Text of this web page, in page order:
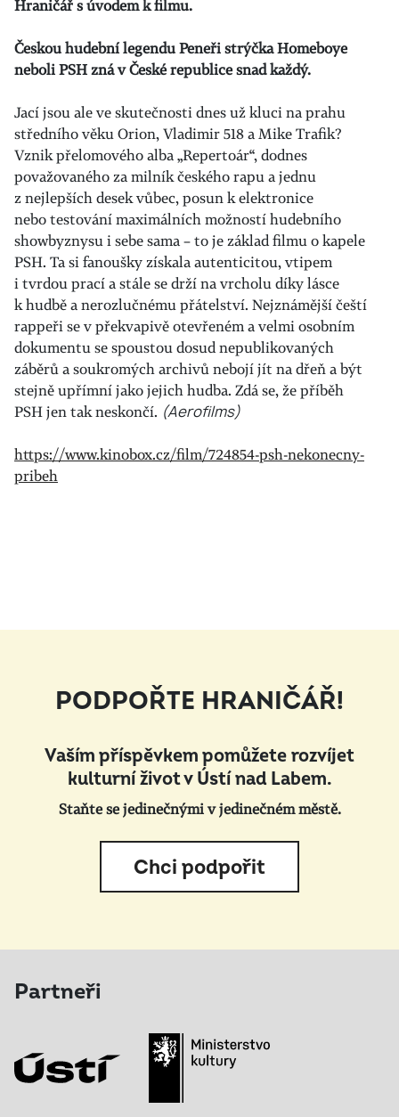
Hraničář s úvodem k filmu.
Českou hudební legendu Peneři strýčka Homeboye
neboli PSH zná v České republice snad každý.
Jací jsou ale ve skutečnosti dnes už kluci na prahu
středního věku Orion, Vladimir 518 a Mike Trafik?
Vznik přelomového alba „Repertoár“, dodnes
považovaného za milník českého rapu a jednu
z nejlepších desek vůbec, posun k elektronice
nebo testování maximálních možností hudebního
showbyznysu i sebe sama – to je základ filmu o kapele
PSH. Ta si fanoušky získala autenticitou, vtipem
i tvrdou prací a stále se drží na vrcholu díky lásce
k hudbě a nerozlučnému přátelství. Nejznámější čeští
rappeři se v překvapivě otevřeném a velmi osobním
dokumentu se spoustou dosud nepublikovaných
záběrů a soukromých archivů nebojí jít na dřeň a být
stejně upřímní jako jejich hudba. Zdá se, že příběh
PSH jen tak neskončí. (Aerofilms)
https://www.kinobox.cz/film/724854-psh-nekonecny-
pribeh
PODPOŘTE HRANIČÁŘ!
Vaším příspěvkem pomůžete rozvíjet
kulturní život v Ústí nad Labem.
Staňte se jedinečnými v jedinečném městě.
Chci podpořit
Partneři